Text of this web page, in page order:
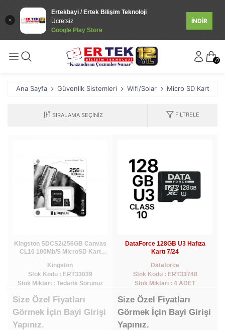
Ertekbayi / Ertek Bilişim Teknoloji
Ücretsiz
Google Play Store
İNDİR
0
Ana Sayfa Güvenlik Sistemleri Wifi/Solar Micro SD Kart
FILTRELE
Kingston SDCS2/256GB Canvas
CL10 100Mb/S MicroSD Kart
Kingston
Stok Kodu : ERT33039
Stok Miktarı : Tedarik Sorunuz
Size Özel Fiyatları
Görmek İçin Bayi Girişi
Yapınız.
DataForce 128GB U3 Hafıza
Kartı 7/24
Dataforce
Stok Kodu : ERT33748
Stok Miktarı : 4 ADET
Size Özel Fiyatları
Görmek İçin Bayi Girişi
Yapınız.